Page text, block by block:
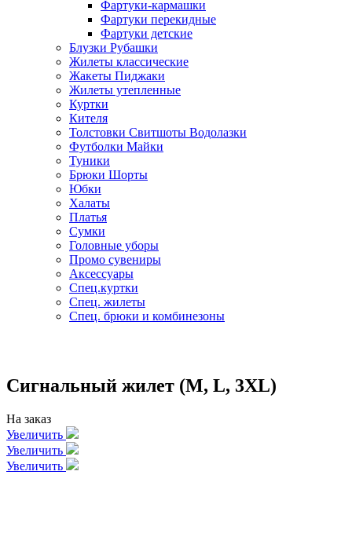
Фартуки-кармашки
Фартуки перекидные
Фартуки детские
Блузки Рубашки
Жилеты классические
Жакеты Пиджаки
Жилеты утепленные
Куртки
Кителя
Толстовки Свитшоты Водолазки
Футболки Майки
Туники
Брюки Шорты
Юбки
Халаты
Платья
Сумки
Головные уборы
Промо сувениры
Аксессуары
Спец.куртки
Спец. жилеты
Спец. брюки и комбинезоны
Сигнальный жилет (M, L, 3XL)
На заказ
Увеличить
Увеличить
Увеличить